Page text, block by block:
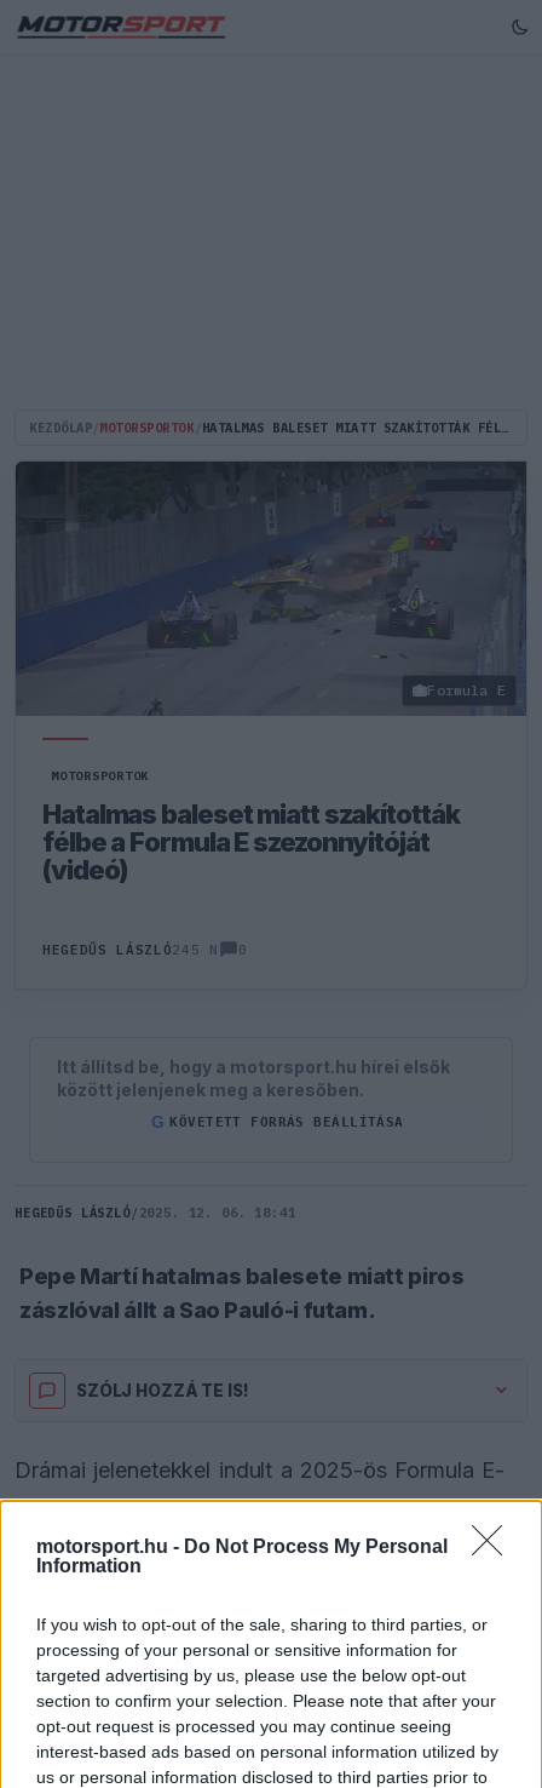
motorsport.hu - Do Not Process My Personal
Information
If you wish to opt-out of the sale, sharing to third parties, or
processing of your personal or sensitive information for
targeted advertising by us, please use the below opt-out
section to confirm your selection. Please note that after your
opt-out request is processed you may continue seeing
interest-based ads based on personal information utilized by
us or personal information disclosed to third parties prior to
KEZDŐLAP MOTORSPORTOK HATALMAS BALESET MIATT SZAKÍTOTTÁK FÉLBE A FORMULA E SZEZONNYITÓJÁT (VIDEÓ)
Formula E
MOTORSPORTOK
Hatalmas baleset miatt szakították
félbe a Formula E szezonnyitóját
(videó)
HEGEDŰS LÁSZLÓ245 N 0
Itt állítsd be, hogy a motorsport.hu hírei elsők
között jelenjenek meg a keresőben.
G KÖVETETT FORRÁS BEÁLLÍTÁSA
HEGEDŰS LÁSZLÓ/ 2025. 12. 06. 18:41
Pepe Martí hatalmas balesete miatt piros
zászlóval állt a Sao Pauló-i futam.
SZÓLJ HOZZÁ TE IS!
Drámai jelenetekkel indult a 2025-ös Formula E-
szezon, ugyanis a Sao Pauló-i E-Prix hajrájában
hatalmas baleset miatt félbe kellett szakítani a
borult fel látványosan, miután hátulról nekiment
António Félix da Costa Jaguarjának.
Az eset három körrel a leintés előtt történt, amikor
a mezőny épp teljes pályás sárga zászló alatt